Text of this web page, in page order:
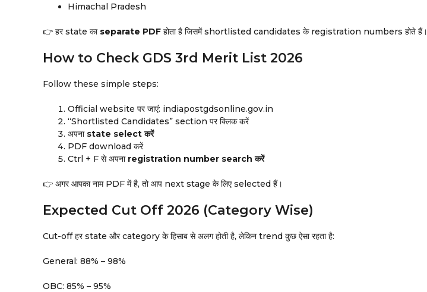
Himachal Pradesh
👉 हर state का separate PDF होता है जिसमें shortlisted candidates के registration numbers होते हैं।
How to Check GDS 3rd Merit List 2026
Follow these simple steps:
Official website पर जाएं: indiapostgdsonline.gov.in
“Shortlisted Candidates” section पर क्लिक करें
अपना state select करें
PDF download करें
Ctrl + F से अपना registration number search करें
👉 अगर आपका नाम PDF में है, तो आप next stage के लिए selected हैं।
Expected Cut Off 2026 (Category Wise)
Cut-off हर state और category के हिसाब से अलग होती है, लेकिन trend कुछ ऐसा रहता है:
General: 88% – 98%
OBC: 85% – 95%